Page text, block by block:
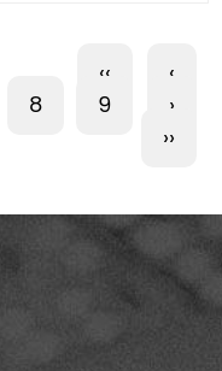
‹‹
‹
8 9
›
››